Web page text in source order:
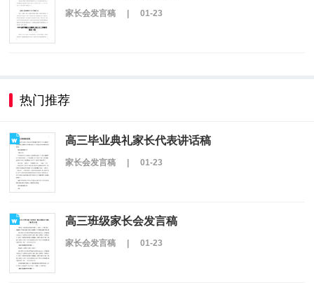
家长会发言稿 | 01-23
热门推荐
高三毕业典礼家长代表讲话稿
家长会发言稿 01-23
高三班级家长会发言稿
家长会发言稿 01-23